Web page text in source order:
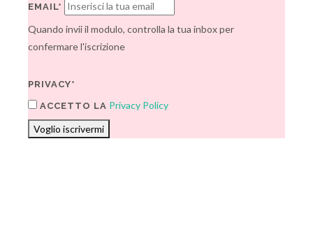
EMAIL*
Quando invii il modulo, controlla la tua inbox per
confermare l'iscrizione
PRIVACY*
ACCETTO LA Privacy Policy
Voglio iscrivermi